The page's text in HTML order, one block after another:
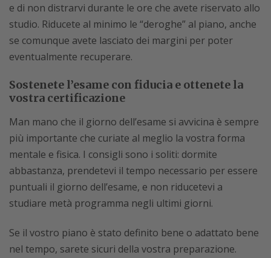
e di non distrarvi durante le ore che avete riservato allo
studio. Riducete al minimo le “deroghe” al piano, anche
se comunque avete lasciato dei margini per poter
eventualmente recuperare.
Sostenete l’esame con fiducia e ottenete la
vostra certificazione
Man mano che il giorno dell’esame si avvicina è sempre
più importante che curiate al meglio la vostra forma
mentale e fisica. I consigli sono i soliti: dormite
abbastanza, prendetevi il tempo necessario per essere
puntuali il giorno dell’esame, e non riducetevi a
studiare metà programma negli ultimi giorni.
Se il vostro piano è stato definito bene o adattato bene
nel tempo, sarete sicuri della vostra preparazione.